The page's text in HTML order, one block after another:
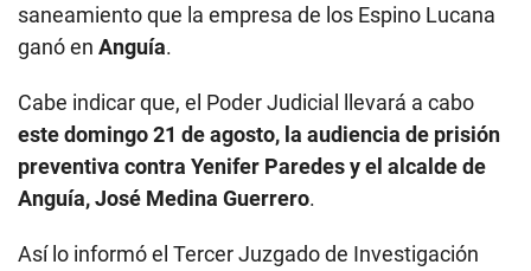
saneamiento que la empresa de los Espino Lucana
ganó en Anguía.
Cabe indicar que, el Poder Judicial llevará a cabo
este domingo 21 de agosto, la audiencia de prisión
preventiva contra Yenifer Paredes y el alcalde de
Anguía, José Medina Guerrero.
Así lo informó el Tercer Juzgado de Investigación